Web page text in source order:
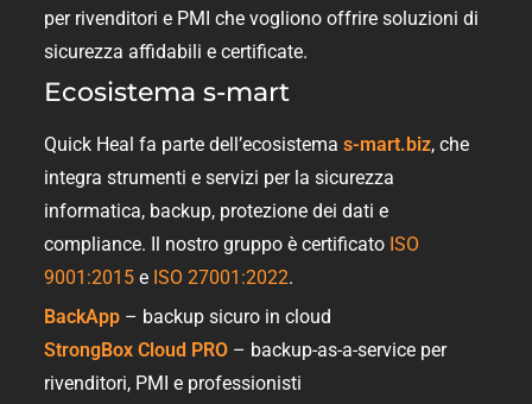
per rivenditori e PMI che vogliono offrire soluzioni di
sicurezza affidabili e certificate.
Ecosistema s-mart
Quick Heal fa parte dell’ecosistemas-mart.biz, che
integra strumenti e servizi per la sicurezza
informatica, backup, protezione dei dati e
compliance. Il nostro gruppo è certificato ISO
9001:2015 e ISO 27001:2022.
BackApp – backup sicuro in cloud
StrongBox Cloud PRO – backup-as-a-service per
rivenditori, PMI e professionisti